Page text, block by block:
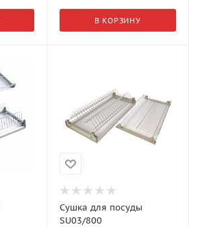
В КОРЗИНУ
Сушка для посуды
SU03/800